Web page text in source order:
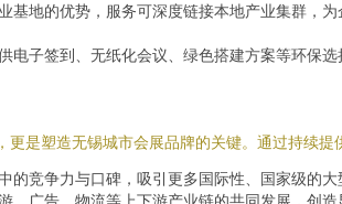
基地的优势，服务可深度链接本地产业集群，
电子签到、无纸化会议、绿色搭建方案等环保
是塑造无锡城市会展品牌的关键。通过持续提
的竞争力与口碑，吸引更多国际性、国家级的大
、广告、物流等上下游产业链的共同发展，创造